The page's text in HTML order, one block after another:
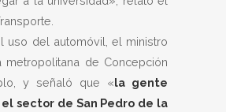
uso del automóvil, el ministro
metropolitana de Concepción
y señaló que «la gente
sector de San Pedro de la